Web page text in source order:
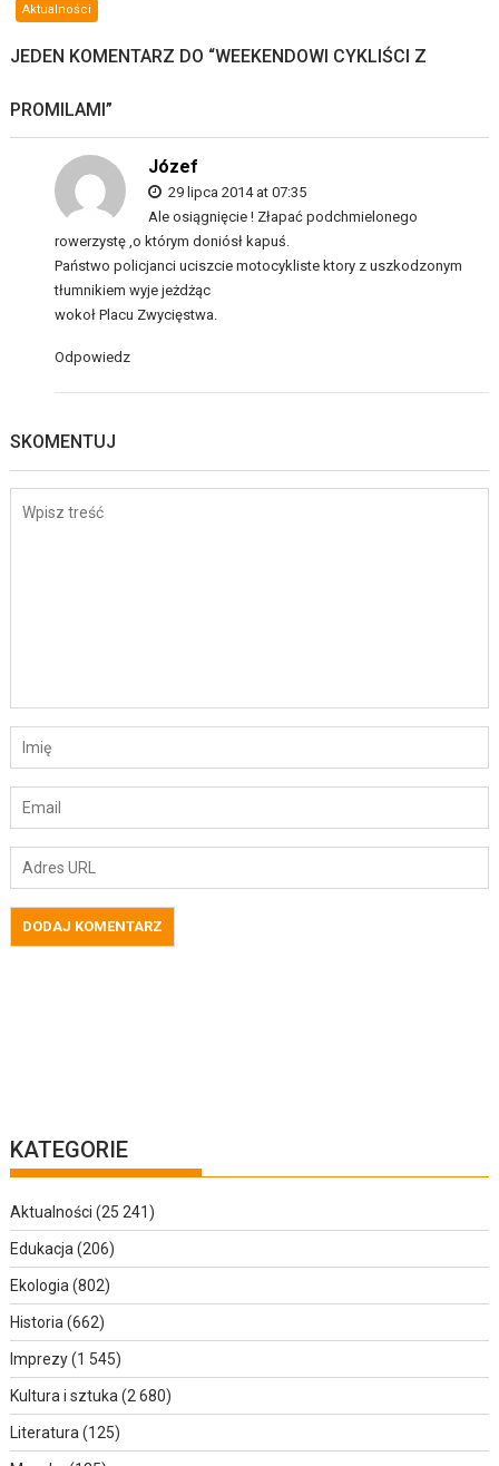
Aktualności
JEDEN KOMENTARZ DO “WEEKENDOWI CYKLIŚCI Z
PROMILAMI”
Józef
29 lipca 2014 at 07:35
Ale osiągnięcie ! Złapać podchmielonego
rowerzystę ,o którym doniósł kapuś.
Państwo policjanci uciszcie motocykliste ktory z uszkodzonym
tłumnikiem wyje jeżdżąc
wokoł Placu Zwycięstwa.
Odpowiedz
SKOMENTUJ
KATEGORIE
Aktualności (25 241)
Edukacja (206)
Ekologia (802)
Historia (662)
Imprezy(1 545)
Kultura i sztuka (2 680)
Literatura (125)